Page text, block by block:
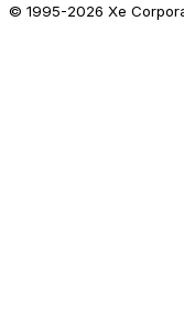
© 1995-2026 Xe